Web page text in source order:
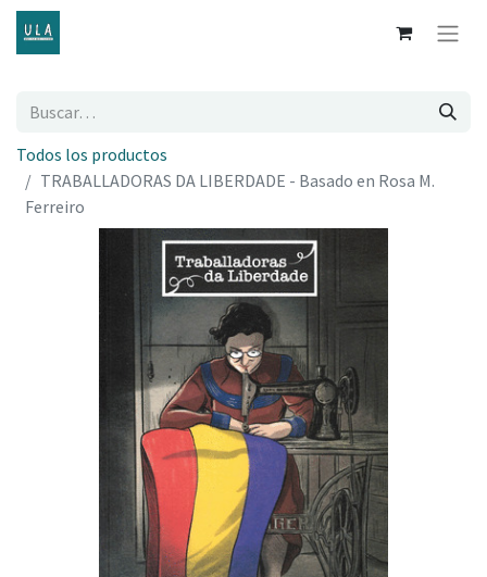
Todos los productos
TRABALLADORAS DA LIBERDADE - Basado en Rosa M.
Ferreiro